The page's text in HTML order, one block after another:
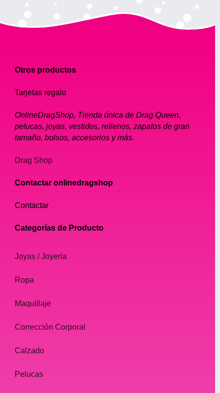
Otros productos
Tarjetas regalo
OnlineDragShop, Tienda única de Drag Queen,
pelucas, joyas, vestidos, rellenos, zapatos de gran
tamaño, bolsos, accesorios y más.
Drag Shop
Contactar onlinedragshop
Contactar
Categorías de Producto
Joyas / Joyería
Ropa
Maquillaje
Corrección Corporal
Calzado
Pelucas